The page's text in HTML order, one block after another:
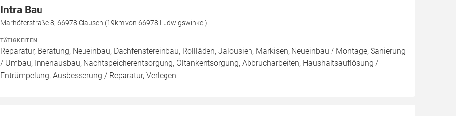
Intra Bau
Marhöferstraße 8, 66978 Clausen (19km von 66978 Ludwigswinkel)
TÄTIGKEITEN
Reparatur, Beratung, Neueinbau, Dachfenstereinbau, Rollläden, Jalousien, Markisen, Neueinbau / Montage, Sanierung
/ Umbau, Innenausbau, Nachtspeicherentsorgung, Öltankentsorgung, Abbrucharbeiten, Haushaltsauflösung /
Entrümpelung, Ausbesserung / Reparatur, Verlegen